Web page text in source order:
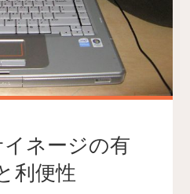
ネージの有
利便性